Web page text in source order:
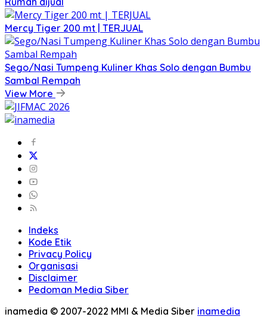
Mercy Tiger 200 mt | TERJUAL
Sego/Nasi Tumpeng Kuliner Khas Solo dengan Bumbu
Sambal Rempah
View More
Indeks
Kode Etik
Privacy Policy
Organisasi
Disclaimer
Pedoman Media Siber
inamedia © 2007-2022 MMI & Media Siber inamedia